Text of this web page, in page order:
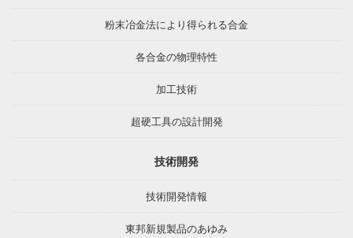
粉末冶金法により得られる合金
各合金の物理特性
加工技術
超硬工具の設計開発
技術開発
技術開発情報
東邦新規製品のあゆみ